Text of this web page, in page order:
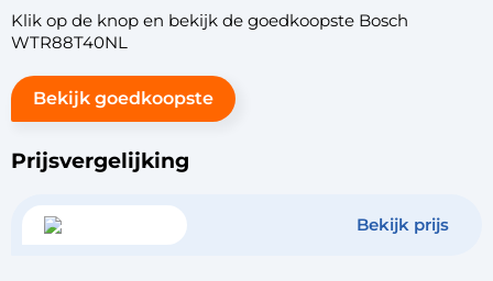
Klik op de knop en bekijk de goedkoopste Bosch
WTR88T40NL
Bekijk goedkoopste
Prijsvergelijking
Bekijk prijs